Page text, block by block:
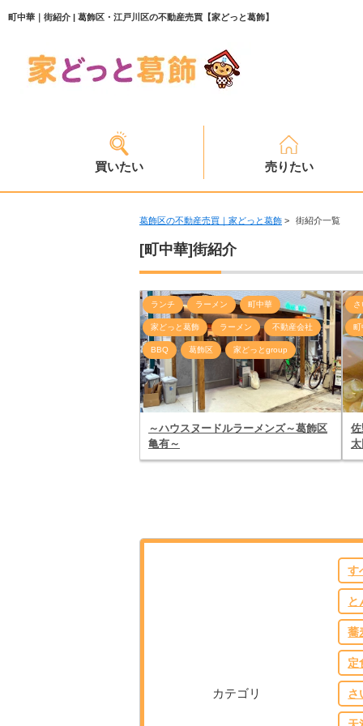
町中華｜街紹介 | 葛飾区・江戸川区の不動産売買【家どっと葛飾】
買いたい 売りたい
葛飾区の不動産売買｜家どっと葛飾 > 街紹介一覧
[町中華]街紹介
ランチ ラーメン 町中華
家どっと葛飾 ラーメン 不動産会社
BBQ 葛飾区 家どっとgroup
～ハウスヌードルラーメンズ～葛飾区
亀有～
町
カテゴリ
す
と
蕎
定
さ